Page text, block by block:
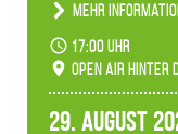
Mehr
Becherlichter,
verwandeln
Märchenwald,
Ambiente gibt
17:00 Uhr
Open Air hinter
29. August